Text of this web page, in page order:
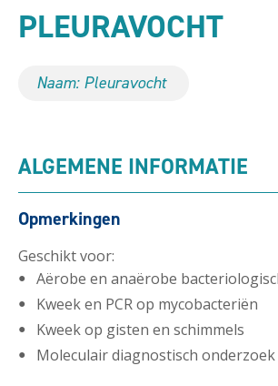
PLEURAVOCHT
Naam: Pleuravocht
ALGEMENE INFORMATIE
Opmerkingen
Geschikt voor:
Aërobe en anaërobe
Kweek en PCR op mycobacteriën
Kweek op gisten en schimmels
Moleculair diagnostisch onderzoek